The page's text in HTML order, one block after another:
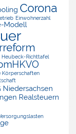
Corona
Einwohnerzahl
Modell
Heubeck-Richttafel
Körperschaften
Niedersachsen
Realsteuern